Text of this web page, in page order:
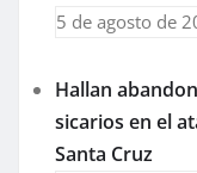
5 de agosto de
Hallan
sicarios en el
Santa Cruz